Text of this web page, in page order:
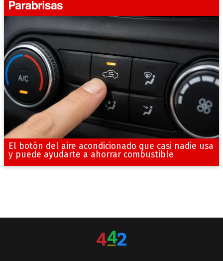
El botón del aire acondicionado que casi nadie usa
y puede ayudarte a ahorrar combustible